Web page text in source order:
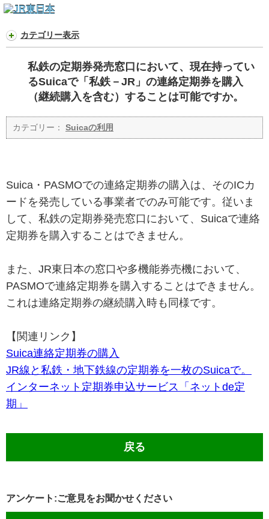
カテゴリー表示
私鉄の定期券発売窓口において、現在持ってい
るSuicaで「私鉄－JR」の連絡定期券を購入
（継続購入を含む）することは可能ですか。
カテゴリー： Suicaの利用
Suica・PASMOでの連絡定期券の購入は、そのICカ
ードを発売している事業者でのみ可能です。従いま
して、私鉄の定期券発売窓口において、Suicaで連絡
定期券を購入することはできません。
また、JR東日本の窓口や多機能券売機において、
PASMOで連絡定期券を購入することはできません。
これは連絡定期券の継続購入時も同様です。
【関連リンク】
Suica連絡定期券の購入
JR線と私鉄・地下鉄線の定期券を一枚のSuicaで。
インターネット定期券申込サービス「ネットde定
期」
戻る
アンケート:ご意見をお聞かせください